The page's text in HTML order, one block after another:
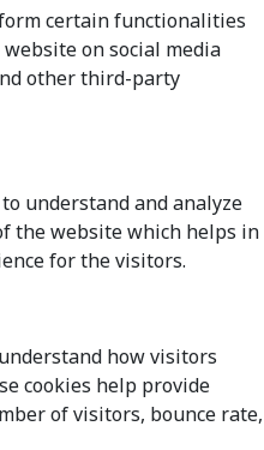
certain functionalities
on social media
other third-party
understand and analyze
the website which helps in
for the visitors.
how visitors
cookies help provide
of visitors, bounce rate,